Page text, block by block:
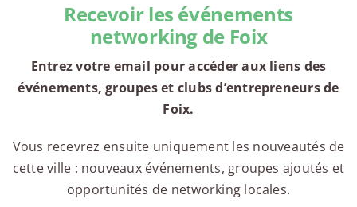
Recevoir les événements
networking de Foix
Entrez votre email pour accéder aux liens des
événements, groupes et clubs d’entrepreneurs de
Foix.
Vous recevrez ensuite uniquement les nouveautés de
cette ville : nouveaux événements, groupes ajoutés et
opportunités de networking locales.